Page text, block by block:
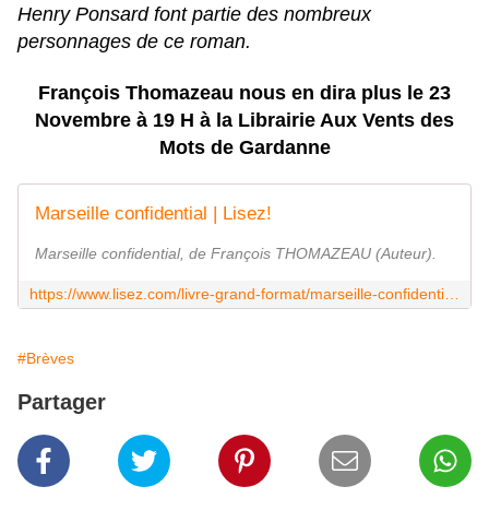
Henry Ponsard font partie des nombreux
personnages de ce roman.
François Thomazeau nous en dira plus le 23
Novembre à 19 H à la Librairie Aux Vents des
Mots de Gardanne
Marseille confidential | Lisez!
Marseille confidential, de François THOMAZEAU (Auteur).
#Brèves
Partager